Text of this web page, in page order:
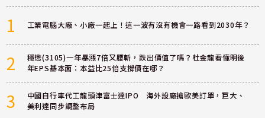
1 工業電腦大廠、小廠一起上！這一波有沒有機會一路看到2030年？
2
穩懋(3105)一年暴漲7倍又腰斬，跌出價值了嗎？杜金龍看懂明後
年EPS基本面：本益比25倍支撐價在哪？
3
中國自行車代工龍頭津富士達IPO 海外設廠搶歐美訂單，巨大、
美利達同步調整布局